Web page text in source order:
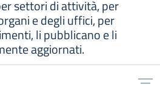
settori di attività, per
e degli uffici, per
li pubblicano e li
aggiornati.